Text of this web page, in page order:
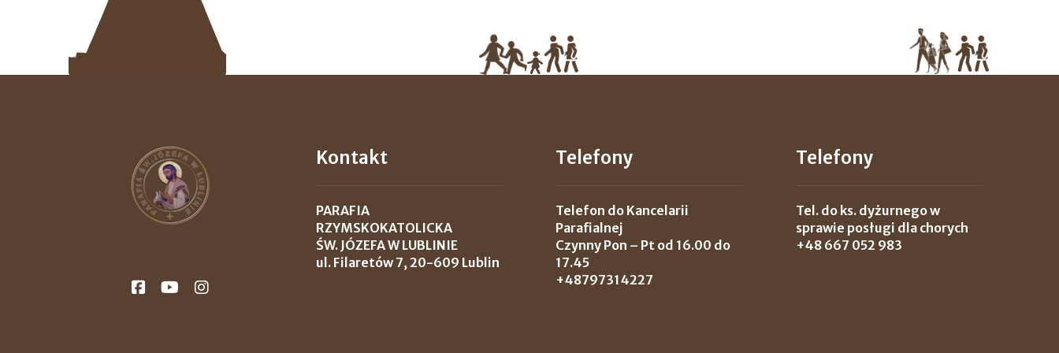
Kontakt
PARAFIA
RZYMSKOKATOLICKA
ŚW. JÓZEFA W LUBLINIE
ul. Filaretów 7, 20-609 Lublin
Telefony
Telefon do Kancelarii
Parafialnej
Czynny Pon – Pt od 16.00 do
17.45
+48797314227
Telefony
Tel. do ks. dyżurnego w
sprawie posługi dla chorych
+48 667 052 983